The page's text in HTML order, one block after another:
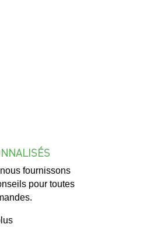
fournissons
pour toutes